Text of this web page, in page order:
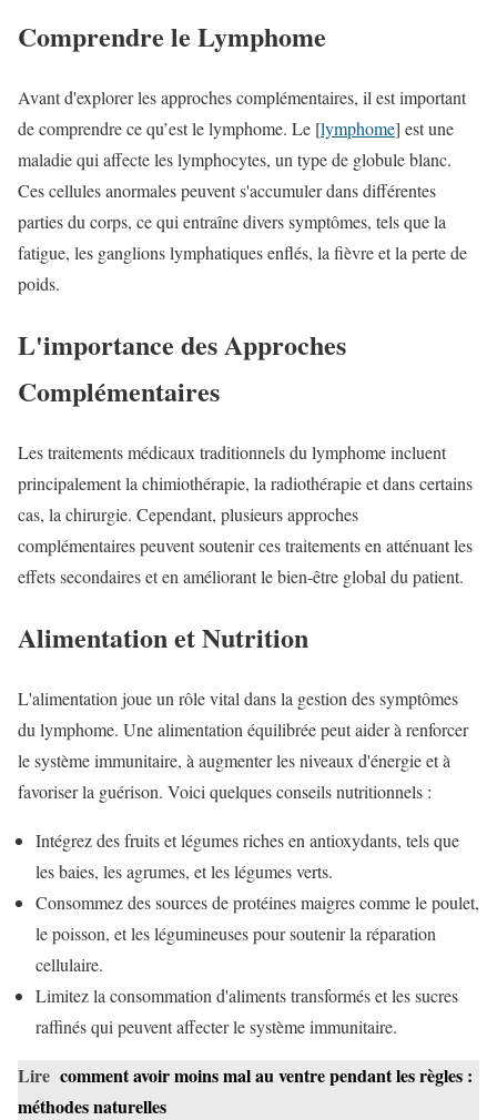
Comprendre le Lymphome
Avant d'explorer les approches complémentaires, il est important
de comprendre ce qu’est le lymphome. Le [lymphome] est une
maladie qui affecte les lymphocytes, un type de globule blanc.
Ces cellules anormales peuvent s'accumuler dans différentes
parties du corps, ce qui entraîne divers symptômes, tels que la
fatigue, les ganglions lymphatiques enflés, la fièvre et la perte de
poids.
L'importance des Approches
Complémentaires
Les traitements médicaux traditionnels du lymphome incluent
principalement la chimiothérapie, la radiothérapie et dans certains
cas, la chirurgie. Cependant, plusieurs approches
complémentaires peuvent soutenir ces traitements en atténuant les
effets secondaires et en améliorant le bien-être global du patient.
Alimentation et Nutrition
L'alimentation joue un rôle vital dans la gestion des symptômes
du lymphome. Une alimentation équilibrée peut aider à renforcer
le système immunitaire, à augmenter les niveaux d'énergie et à
favoriser la guérison. Voici quelques conseils nutritionnels :
Intégrez des fruits et légumes riches en antioxydants, tels que
les baies, les agrumes, et les légumes verts.
Consommez des sources de protéines maigres comme le poulet,
le poisson, et les légumineuses pour soutenir la réparation
cellulaire.
Limitez la consommation d'aliments transformés et les sucres
raffinés qui peuvent affecter le système immunitaire.
Lire comment avoir moins mal au ventre pendant les règles :
méthodes naturelles